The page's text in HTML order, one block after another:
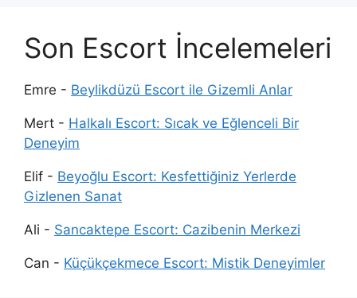
Son Escort İncelemeleri
Emre - Beylikdüzü Escort ile Gizemli Anlar
Mert - Halkalı Escort: Sıcak ve Eğlenceli Bir
Deneyim
Elif - Beyoğlu Escort: Kesfettiğiniz Yerlerde
Gizlenen Sanat
Ali - Sancaktepe Escort: Cazibenin Merkezi
Can - Küçükçekmece Escort: Mistik Deneyimler